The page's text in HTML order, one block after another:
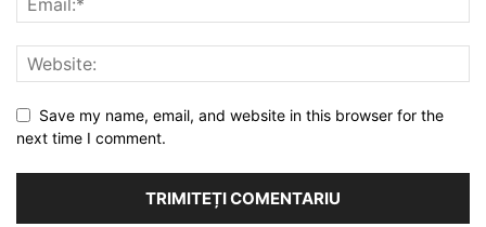
Save my name, email, and website in this browser for the
next time I comment.